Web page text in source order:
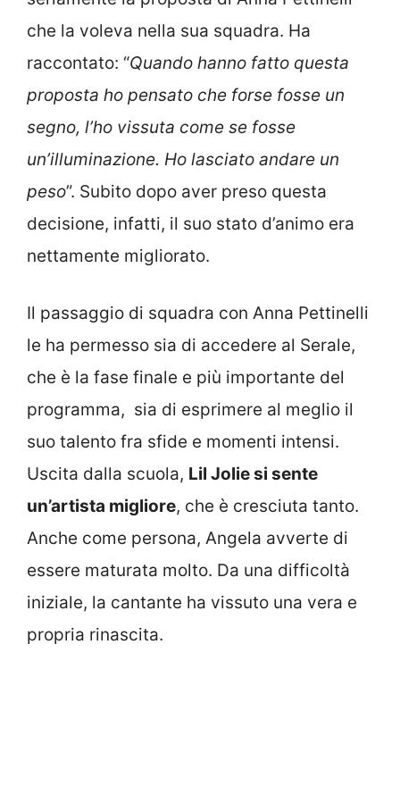
che la voleva nella sua squadra. Ha
raccontato: “Quando hanno fatto questa
proposta ho pensato che forse fosse un
segno, l’ho vissuta come se fosse
un’illuminazione. Ho lasciato andare un
peso”. Subito dopo aver preso questa
decisione, infatti, il suo stato d’animo era
nettamente migliorato.
Il passaggio di squadra con Anna Pettinelli
le ha permesso sia di accedere al Serale,
che è la fase finale e più importante del
programma, sia di esprimere al meglio il
suo talento fra sfide e momenti intensi.
Uscita dalla scuola, Lil Jolie si sente
un’artista migliore, che è cresciuta tanto.
Anche come persona, Angela avverte di
essere maturata molto. Da una difficoltà
iniziale, la cantante ha vissuto una vera e
propria rinascita.